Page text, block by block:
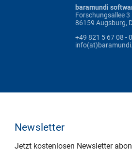
baramundi
Forschungsallee 3
86159 Augsburg,
+49 821 5 67 08 - 0
Newsletter
Jetzt kostenlosen Newsletter